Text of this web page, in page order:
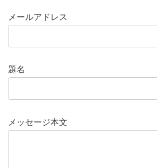
メールアドレス
題名
メッセージ本文